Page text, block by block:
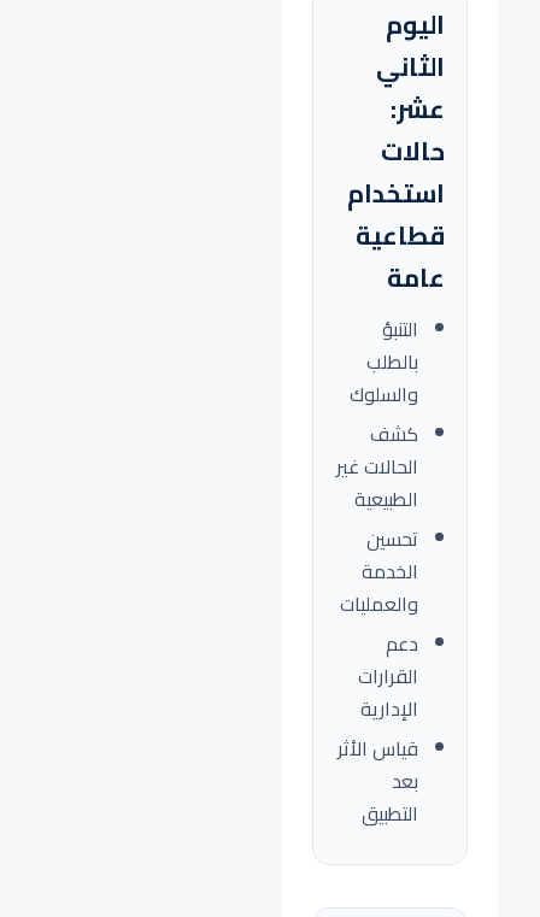
اليوم
الثاني
عشر:
حالات
استخدام
قطاعية
عامة
التنبؤ
بالطلب
والسلوك
كشف
الحالات غير
الطبيعية
تحسين
الخدمة
والعمليات
دعم
القرارات
الإدارية
قياس الأثر
بعد
التطبيق